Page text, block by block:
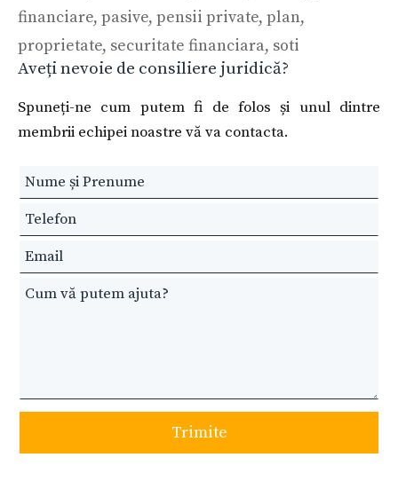
financiare, pasive, pensii private, plan,
proprietate, securitate financiara, soti
Aveți nevoie de consiliere juridică?
Spuneți-ne cum putem fi de folos și unul dintre
membrii echipei noastre vă va contacta.
Leave
this
field
blank
Trimite